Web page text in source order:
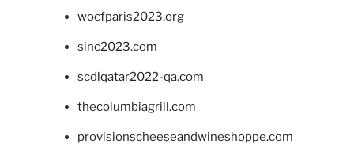
wocfparis2023.org
sinc2023.com
scdlqatar2022-qa.com
thecolumbiagrill.com
provisionscheeseandwineshoppe.com